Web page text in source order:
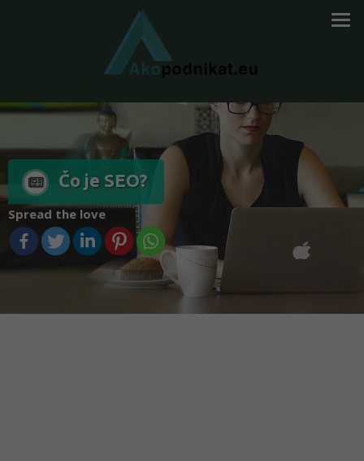
Čo je SEO?
Spread the love